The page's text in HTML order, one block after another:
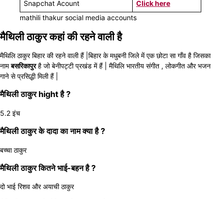
Snapchat Acount
Click here
mathili thakur social media accounts
मैथिली ठाकुर कहां की रहने वाली है
मैथिलि ठाकुर बिहार की रहने वाली हैं |बिहार के मधुबनी जिले में एक छोटा सा गाँव है जिसका
नामबसरिकापुरहै जो बेनीपट्टी प्रखंड में हैं | मैथिलि भारतीय संगीत , लोकगीत और भजन
गाने से प्रसिद्धी मिली हैं |
मैथिली ठाकुर hight है ?
5.2 इंच
मैथिली ठाकुर के दादा का नाम क्या है ?
बच्चा ठाकुर
मैथिली ठाकुर कितने भाई-बहन है ?
दो भाई रिशव और अयाची ठाकुर